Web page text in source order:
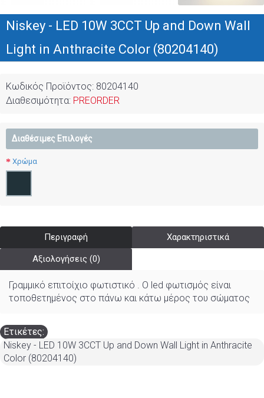
Niskey - LED 10W 3CCT Up and Down Wall
Light in Anthracite Color (80204140)
Κωδικός Προϊόντος: 80204140
Διαθεσιμότητα: PREORDER
Διαθέσιμες Επιλογές
Χρώμα
Περιγραφή Χαρακτηριστικά
Αξιολογήσεις (0)
Γραμμικό επιτοίχιο φωτιστικό . Ο led φωτισμός είναι
τοποθετημένος στο πάνω και κάτω μέρος του σώματος
Ετικέτες:
Niskey - LED 10W 3CCT Up and Down Wall Light in Anthracite
Color (80204140)